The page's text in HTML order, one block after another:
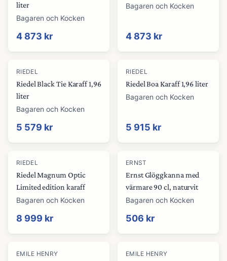
liter
Bagaren och Kocken
4 873 kr
Bagaren och Kocken
4 873 kr
RIEDEL
Riedel Black Tie Karaff 1,96
liter
Bagaren och Kocken
5 579 kr
RIEDEL
Riedel Boa Karaff 1,96 liter
Bagaren och Kocken
5 915 kr
RIEDEL
Riedel Magnum Optic
Limited edition karaff
Bagaren och Kocken
8 999 kr
ERNST
Ernst Glöggkanna med
värmare 90 cl, naturvit
Bagaren och Kocken
506 kr
EMILE HENRY EMILE HENRY